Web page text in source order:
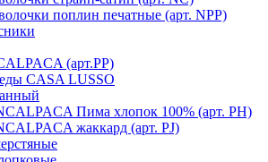
поплин печатные (арт. NPP)
(арт.PP)
CASA LUSSO
Пима хлопок 100% (арт. PH)
жаккард (арт. PJ)